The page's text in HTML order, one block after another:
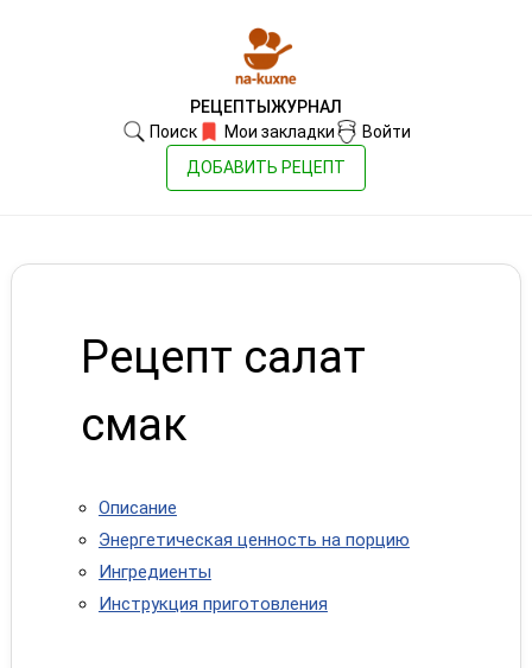
РЕЦЕПТЫ ЖУРНАЛ
Поиск
Мои закладки
Войти
ДОБАВИТЬ РЕЦЕПТ
Рецепт салат
смак
Описание
Энергетическая ценность на порцию
Ингредиенты
Инструкция приготовления